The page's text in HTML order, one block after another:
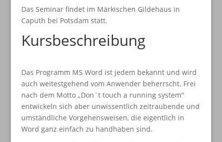
Das Seminar findet im Märkischen Gildehaus in
Caputh bei Potsdam statt.
Kursbeschreibung
Das Programm MS Word ist jedem bekannt und wird
auch weitestgehend vom Anwender beherrscht. Frei
nach dem Motto „Don`t touch a running system“
entwickeln sich aber unwissentlich zeitraubende und
umständliche Vorgehensweisen, die eigentlich in
Word ganz einfach zu handhaben sind.